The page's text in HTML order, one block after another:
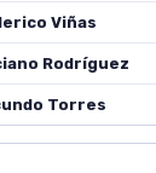
Viñas
Rodríguez
Torres